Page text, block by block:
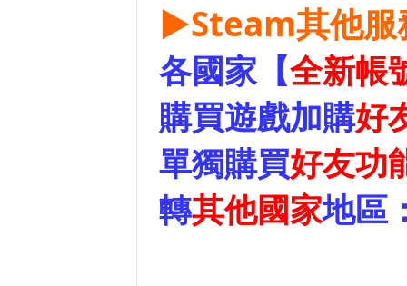
▶Steam其他
各國家【全新帳
購買遊戲加購好
單獨購買好友功
轉其他國家地區